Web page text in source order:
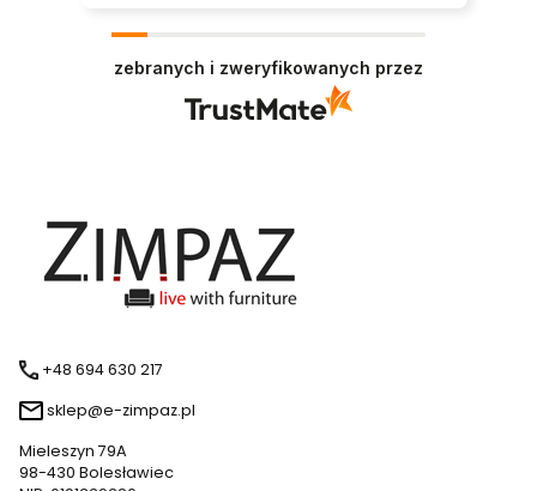
zebranych i zweryfikowanych przez
+48 694 630 217
sklep@e-zimpaz.pl
Mieleszyn 79A
98-430 Bolesławiec